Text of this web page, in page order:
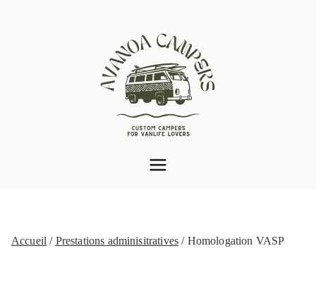
Accueil / Prestations adminisitratives / Homologation VASP